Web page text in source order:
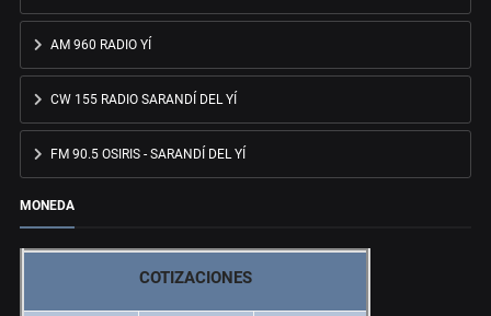
AM 960 RADIO YÍ
CW 155 RADIO SARANDÍ DEL YÍ
FM 90.5 OSIRIS - SARANDÍ DEL YÍ
MONEDA
COTIZACIONES